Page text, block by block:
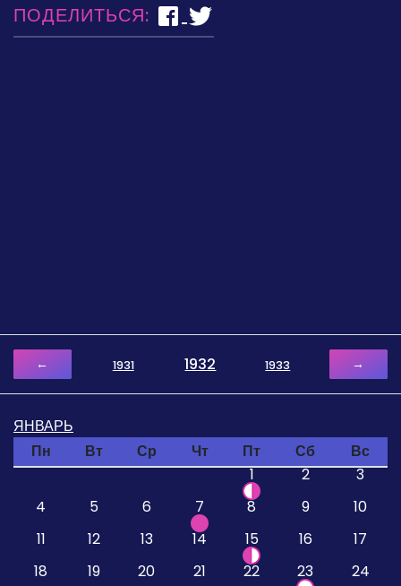
ПОДЕЛИТЬСЯ:
← 1931 1932 1933 →
ЯНВАРЬ
Пн
Вт Ср Чт Пт Сб
Вс
1
2
3
4
5 6 7 8 9
10
11
12 13 14 15 16
17
18
19 20 21 22 23
24